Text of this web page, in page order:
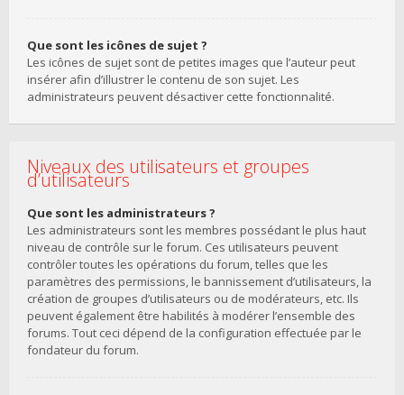
Que sont les icônes de sujet ?
Les icônes de sujet sont de petites images que l’auteur peut
insérer afin d’illustrer le contenu de son sujet. Les
administrateurs peuvent désactiver cette fonctionnalité.
Niveaux des utilisateurs et groupes
d’utilisateurs
Que sont les administrateurs ?
Les administrateurs sont les membres possédant le plus haut
niveau de contrôle sur le forum. Ces utilisateurs peuvent
contrôler toutes les opérations du forum, telles que les
paramètres des permissions, le bannissement d’utilisateurs, la
création de groupes d’utilisateurs ou de modérateurs, etc. Ils
peuvent également être habilités à modérer l’ensemble des
forums. Tout ceci dépend de la configuration effectuée par le
fondateur du forum.